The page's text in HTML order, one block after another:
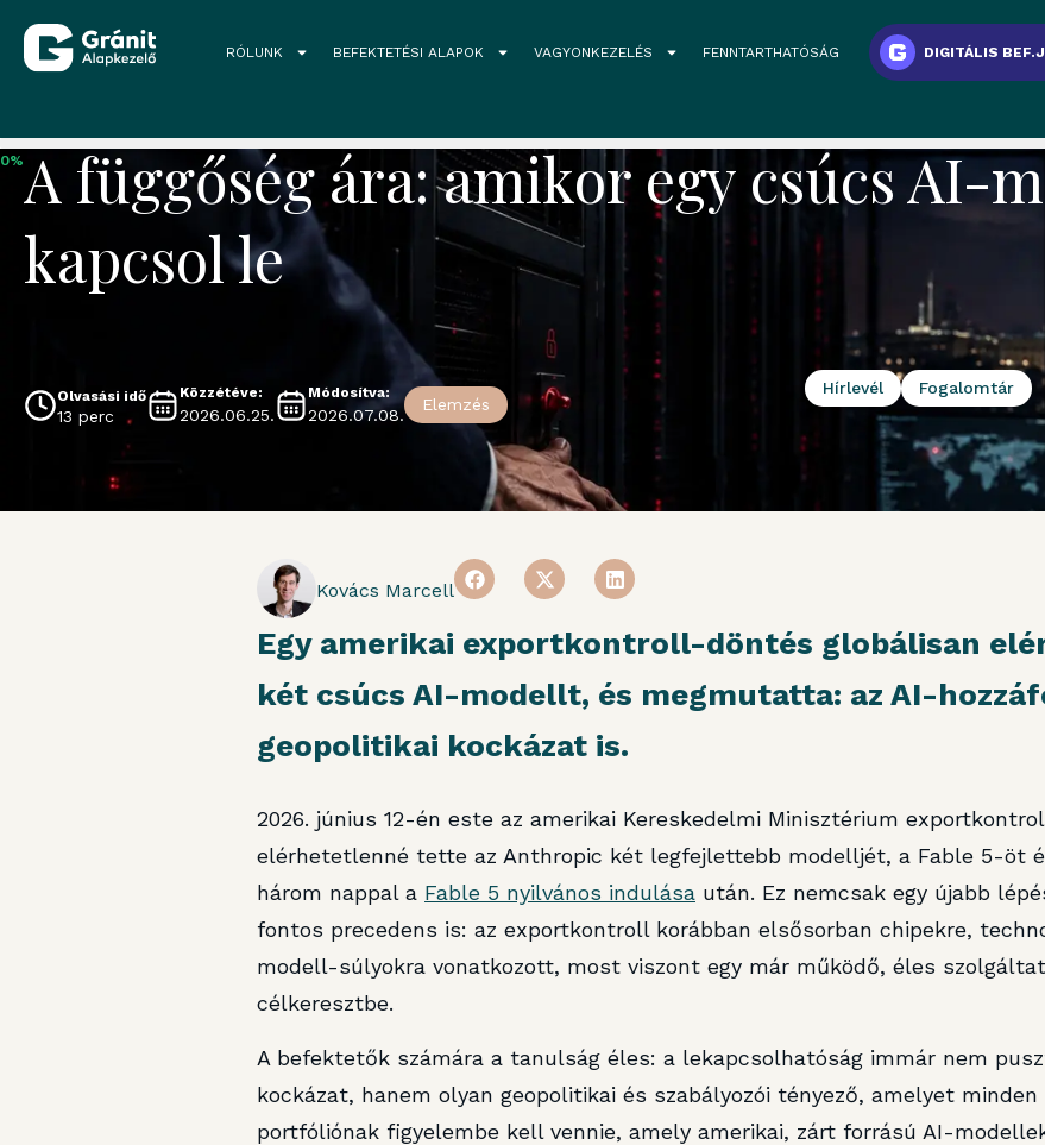
RÓLUNK BEFEKTETÉSI ALAPOK VAGYONKEZELÉS FENNTARTHATÓSÁG DIGITÁLIS
A függőség ára: amikor egy csúcs AI-
kapcsol le
Olvasási idő
13 perc
Közzétéve:
2026.06.25.
Módosítva:
2026.07.08.
Elemzés
Hírlevél Fogalomtár
Kovács Marcell
Egy amerikai exportkontroll-döntés globálisan
két csúcs AI-modellt, és megmutatta: az AI-
geopolitikai kockázat is.
2026. június 12-én este az amerikai Kereskedelmi Minisztérium
elérhetetlenné tette az Anthropic két legfejlettebb modelljét, a Fable 5-öt
három nappal a Fable 5 nyilvános indulása után. Ez nemcsak egy újabb
fontos precedens is: az exportkontroll korábban elsősorban chipekre,
modell-súlyokra vonatkozott, most viszont egy már működő, éles
célkeresztbe.
A befektetők számára a tanulság éles: a lekapcsolhatóság immár nem
kockázat, hanem olyan geopolitikai és szabályozói tényező, amelyet
portfóliónak figyelembe kell vennie, amely amerikai, zárt forrású AI-
0%